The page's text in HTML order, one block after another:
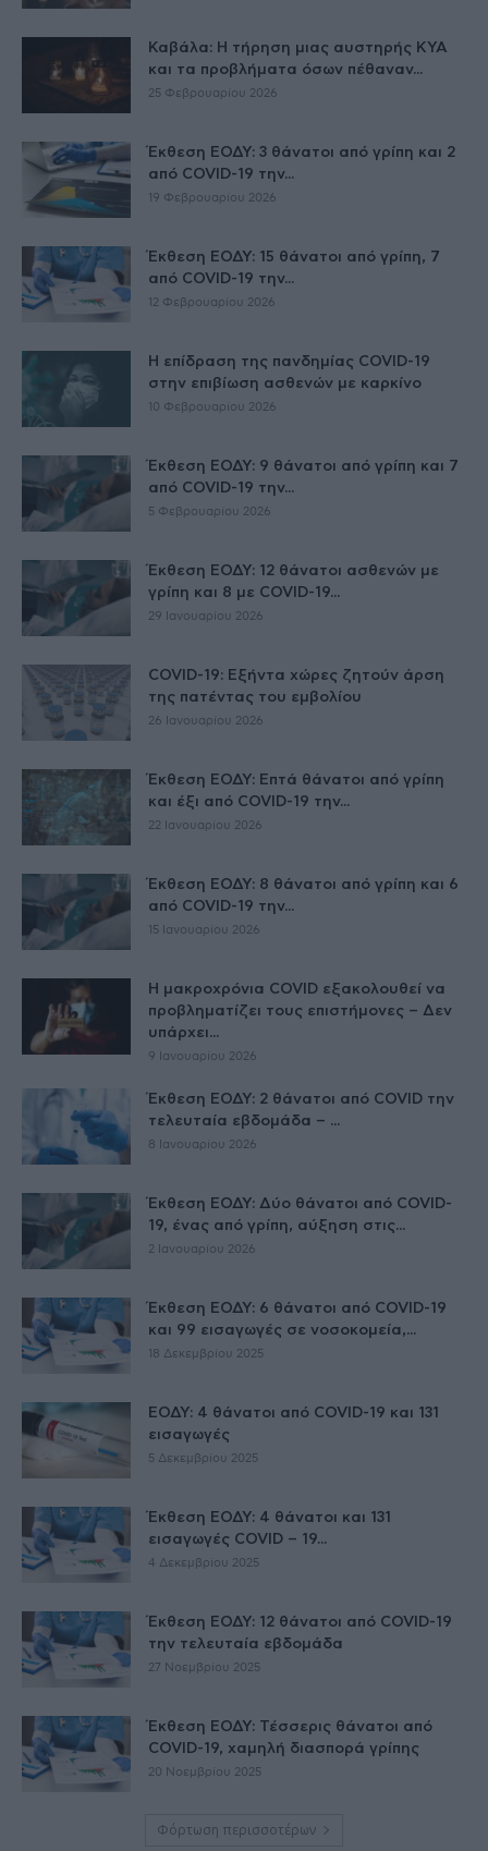
Καβάλα: Η τήρηση μιας αυστηρής ΚΥΑ
και τα προβλήματα όσων πέθαναν...
25 Φεβρουαρίου 2026
Έκθεση ΕΟΔΥ: 3 θάνατοι από γρίπη και 2
από COVID-19 την...
19 Φεβρουαρίου 2026
Έκθεση ΕΟΔΥ: 15 θάνατοι από γρίπη, 7
από COVID-19 την...
12 Φεβρουαρίου 2026
Η επίδραση της πανδημίας COVID-19
στην επιβίωση ασθενών με καρκίνο
10 Φεβρουαρίου 2026
Έκθεση ΕΟΔΥ: 9 θάνατοι από γρίπη και 7
από COVID-19 την...
5 Φεβρουαρίου 2026
Έκθεση ΕΟΔΥ: 12 θάνατοι ασθενών με
γρίπη και 8 με COVID-19...
29 Ιανουαρίου 2026
COVID-19: Εξήντα χώρες ζητούν άρση
της πατέντας του εμβολίου
26 Ιανουαρίου 2026
Έκθεση ΕΟΔΥ: Επτά θάνατοι από γρίπη
και έξι από COVID-19 την...
22 Ιανουαρίου 2026
Έκθεση ΕΟΔΥ: 8 θάνατοι από γρίπη και 6
από COVID-19 την...
15 Ιανουαρίου 2026
Η μακροχρόνια COVID εξακολουθεί να
προβληματίζει τους επιστήμονες – Δεν
υπάρχει...
9 Ιανουαρίου 2026
Έκθεση ΕΟΔΥ: 2 θάνατοι από COVID την
τελευταία εβδομάδα – ...
8 Ιανουαρίου 2026
Έκθεση ΕΟΔΥ: Δύο θάνατοι από COVID-
19, ένας από γρίπη, αύξηση στις...
2 Ιανουαρίου 2026
Έκθεση ΕΟΔΥ: 6 θάνατοι από COVID-19
και 99 εισαγωγές σε νοσοκομεία,...
18 Δεκεμβρίου 2025
ΕΟΔΥ: 4 θάνατοι από COVID-19 και 131
εισαγωγές
5 Δεκεμβρίου 2025
Έκθεση ΕΟΔΥ: 4 θάνατοι και 131
εισαγωγές COVID – 19...
4 Δεκεμβρίου 2025
Έκθεση ΕΟΔΥ: 12 θάνατοι από COVID-19
την τελευταία εβδομάδα
27 Νοεμβρίου 2025
Έκθεση ΕΟΔΥ: Τέσσερις θάνατοι από
COVID-19, χαμηλή διασπορά γρίπης
20 Νοεμβρίου 2025
Φόρτωση περισσοτέρων